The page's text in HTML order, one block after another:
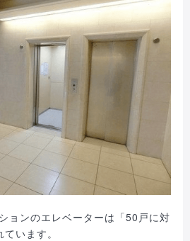
ョンのエレベーターは「50戸に対
います。